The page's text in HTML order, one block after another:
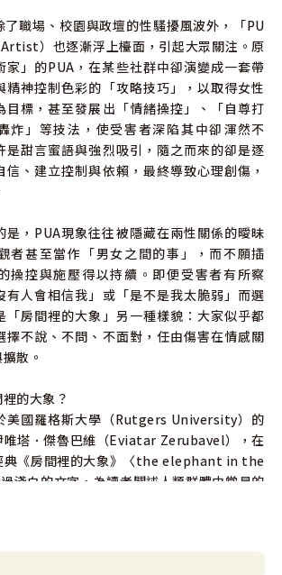
的網路霸凌：法律、政策與個資保護
的孤獨聲音：尋找反霸凌的光明希望
到行動：重塑性騷擾防治的核心價值／張
掙扎：揭開性騷擾的法律面紗
性騷擾與權力不對等之間的關係
校園性騷擾防治的根本之道
真相的智慧：#MeToo運動中的道德選擇／
真相
職場、校園與政壇的性騷擾風波外，「PU
）也逐漸浮上檯面，引起大眾關注。原
家」的PUA，在某些社群中卻演變成一套帶
精神控制色彩的「攻略技巧」，以取得女性
目標，甚至發展出「情緒操控」、「自尊打
炸」等技法，使受害者深陷其中卻渾然不
是甜言蜜語與強烈吸引，隨之而來的卻是逐
信、建立控制與依賴，最終導致心理創傷，
，PUA現象往往被隱藏在兩性關係的曖昧
者甚至當作「男女之間的事」，而不願插
操控與施壓得以持續。即便受害者有所察
有人會相信我」或「是不是我太脆弱」而選
「房間裡的大象」另一種樣貌：大家似乎都
擇不說、不問、不面對，任由傷害在情感關
散。
的大象？
國羅格斯大學（Rutgers University）的
唯塔．傑魯巴維（Eviatar Zerubavel），在
典《房間裡的大象》〈the elephant in the
淺白的文字，為讀者闡述人類群體中常見的
日常生活到重大歷史，全書穿梭於不同階
的大象」──比喻每個人都知曉，卻不願提